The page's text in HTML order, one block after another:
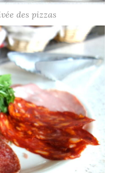
des pizzas